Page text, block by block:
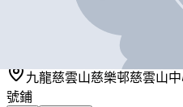
九龍慈雲山慈樂邨慈雲山
號鋪